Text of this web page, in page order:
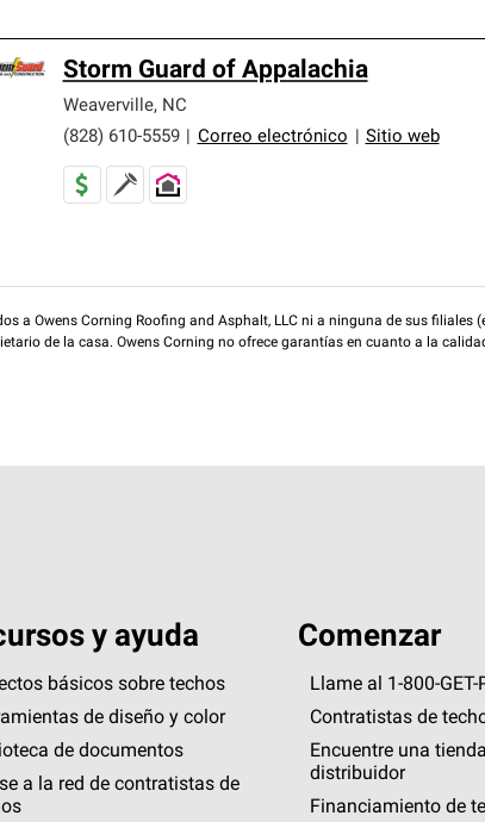
Storm Guard of Appalachia
Weaverville, NC
(828) 610-5559
Correo electrónico Sitio web
a Owens Corning Roofing and Asphalt, LLC ni a ninguna de sus filiales
de la casa. Owens Corning no ofrece garantías en cuanto a la
y ayuda
básicos sobre techos
de diseño y color
de documentos
a la red de contratistas de
Comenzar
Llame al 1-800-GET-
Contratistas de
Encuentre una
distribuidor
Financiamiento de